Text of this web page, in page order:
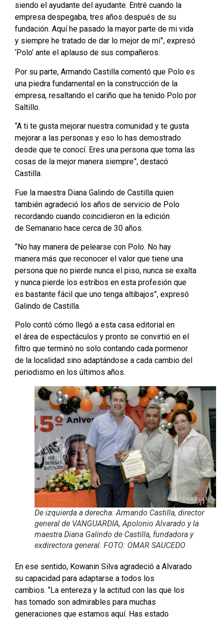
siendo el ayudante del ayudante. Entré cuando la
empresa despegaba, tres años después de su
fundación. Aquí he pasado la mayor parte de mi vida
y siempre he tratado de dar lo mejor de mí”, expresó
‘Polo’ ante el aplauso de sus compañeros.
Por su parte, Armando Castilla comentó que Polo es
una piedra fundamental en la construcción de la
empresa, resaltando el cariño que ha tenido Polo por
Saltillo.
“A ti te gusta mejorar nuestra comunidad y te gusta
mejorar a las personas y eso lo has demostrado
desde que te conocí. Eres una persona que toma las
cosas de la mejor manera siempre”, destacó
Castilla.
Fue la maestra Diana Galindo de Castilla quien
también agradeció los años de servicio de Polo
recordando cuando coincidieron en la edición
de Semanario hace cerca de 30 años.
“No hay manera de pelearse con Polo. No hay
manera más que reconocer el valor que tiene una
persona que no pierde nunca el piso, nunca se exalta
y nunca pierde los estribos en esta profesión que
es bastante fácil que uno tenga altibajos”, expresó
Galindo de Castilla.
Polo contó cómo llegó a esta casa editorial en
el área de espectáculos y pronto se convirtió en el
filtro que terminó no solo contando cada pormenor
de la localidad sino adaptándose a cada cambio del
periodismo en los últimos años.
De izquierda a derecha: Armando Castilla, director
general de VANGUARDIA, Apolonio Alvarado y la
maestra Diana Galindo de Castilla, fundadora y
exdirectora general. FOTO: OMAR SAUCEDO
En ese sentido, Kowanin Silva agradeció a Alvarado
su capacidad para adaptarse a todos los
cambios. “La entereza y la actitud con las que los
has tomado son admirables para muchas
generaciones que estamos aquí. Has estado